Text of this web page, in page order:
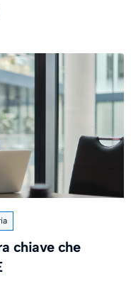
chiave che